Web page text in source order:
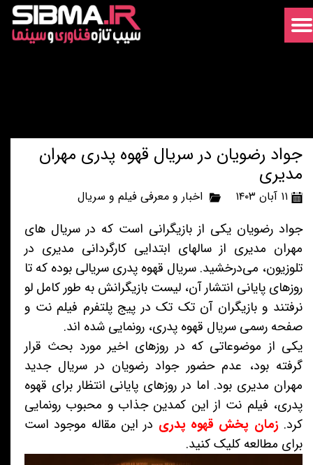
جواد رضویان در سریال قهوه پدری مهران
مدیری
۱۱ آبان ۱۴۰۳ اخبار و معرفی فیلم و سریال
جواد رضویان یکی از بازیگرانی است که در سریال های
مهران مدیری از سالهای ابتدایی کارگردانی مدیری در
تلوزیون، می‌درخشید. سریال قهوه پدری سریالی بوده که تا
روزهای پایانی انتشار آن، لیست بازیگرانش به طور کامل لو
نرفتند و بازیگران آن تک تک در پیج پلتفرم فیلم نت و
صفحه رسمی سریال قهوه پدری، رونمایی شده اند.
یکی از موضوعاتی که در روزهای اخیر مورد بحث قرار
گرفته بود، عدم حضور جواد رضویان در سریال جدید
مهران مدیری بود. اما در روزهای پایانی انتظار برای قهوه
پدری، فیلم نت از این کمدین جذاب و محبوب رونمایی
کرد. زمان پخش قهوه پدری در این مقاله موجود است
برای مطالعه کلیک کنید.